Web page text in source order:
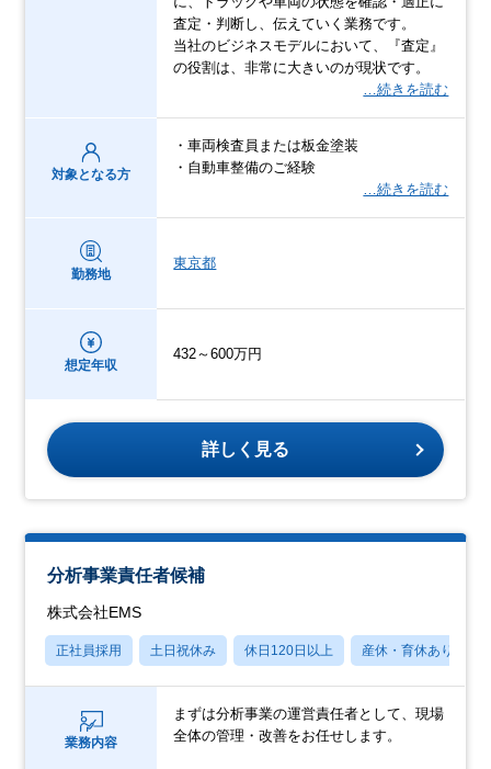
査定・判断し、伝えていく業務です。
当社のビジネスモデルにおいて、『査定』
の役割は、非常に大きいのが現状です。
…続きを読む
対象となる方
・車両検査員または板金塗装
・自動車整備のご経験
…続きを読む
勤務地
東京都
想定年収
432～600万円
詳しく見る
分析事業責任者候補
株式会社EMS
正社員採用 土日祝休み 休日120日以上 産休・育休あり
業務内容
まずは分析事業の運営責任者として、現場
全体の管理・改善をお任せします。